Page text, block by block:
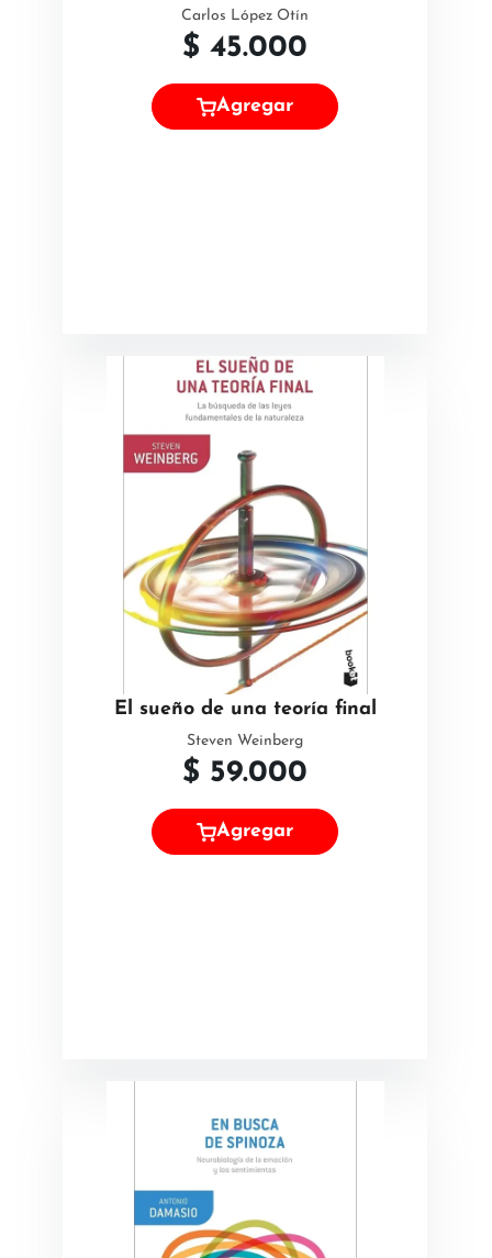
Carlos López Otín
$ 45.000
Agregar
El sueño de una teoría final
Steven Weinberg
$ 59.000
Agregar